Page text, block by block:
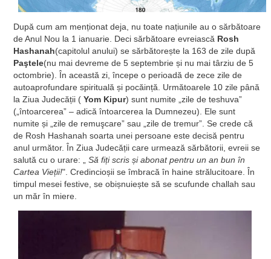
După cum am menționat deja, nu toate națiunile au o sărbătoare
de Anul Nou la 1 ianuarie. Deci sărbătoare evreiască Rosh
Hashanah(capitolul anului) se sărbătorește la 163 de zile după
Paştele(nu mai devreme de 5 septembrie și nu mai târziu de 5
octombrie). În această zi, începe o perioadă de zece zile de
autoaprofundare spirituală și pocăință. Următoarele 10 zile până
la Ziua Judecății ( Yom Kipur) sunt numite „zile de teshuva”
(„întoarcerea” – adică întoarcerea la Dumnezeu). Ele sunt
numite și „zile de remuşcare” sau „zile de tremur”. Se crede că
de Rosh Hashanah soarta unei persoane este decisă pentru
anul următor. În Ziua Judecății care urmează sărbătorii, evreii se
salută cu o urare: „ Să fiți scris și abonat pentru un an bun în
Cartea Vieții!". Credincioșii se îmbracă în haine strălucitoare. În
timpul mesei festive, se obișnuiește să se scufunde challah sau
un măr în miere.